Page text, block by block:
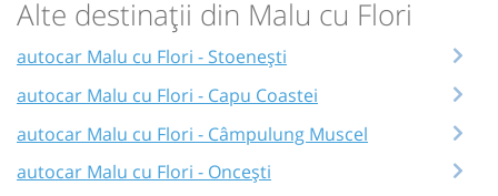
Alte destinații din Malu cu Flori
autocar Malu cu Flori - Stoenești
autocar Malu cu Flori - Capu Coastei
autocar Malu cu Flori - Câmpulung Muscel
autocar Malu cu Flori - Oncești